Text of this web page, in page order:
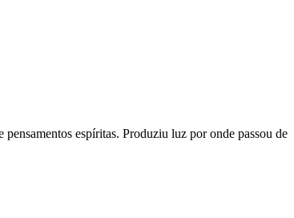
espíritas. Produziu luz por onde passou de